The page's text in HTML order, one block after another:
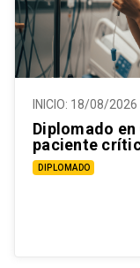
INICIO: 18/08/2026
Diplomado
paciente
DIPLOMADO